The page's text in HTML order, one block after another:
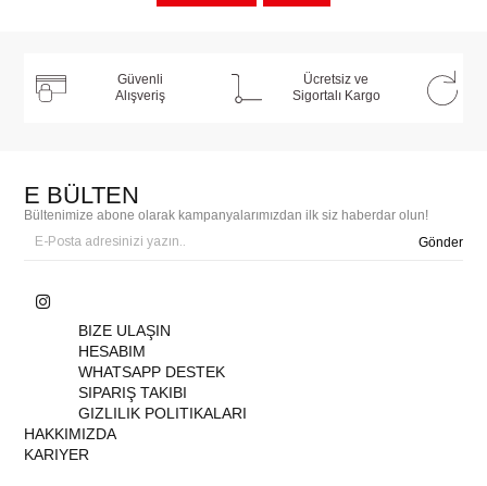
Güvenli
Alışveriş
Ücretsiz ve
Sigortalı Kargo
E BÜLTEN
Bültenimize abone olarak kampanyalarımızdan ilk siz haberdar olun!
Gönder
BIZE ULAŞIN
HESABIM
WHATSAPP DESTEK
SIPARIŞ TAKIBI
GIZLILIK POLITIKALARI
HAKKIMIZDA
KARIYER